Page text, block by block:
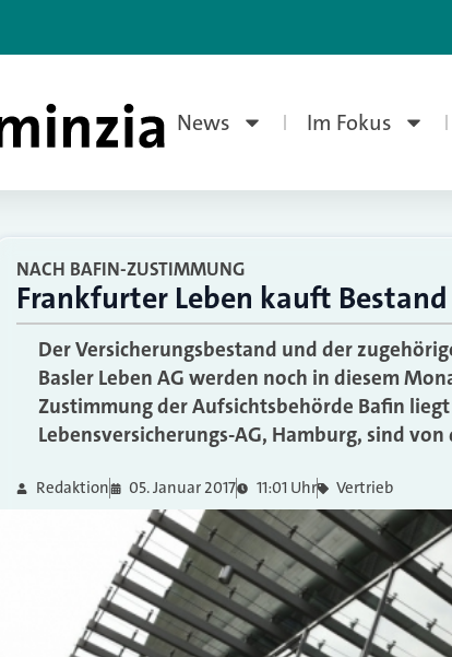
News Im Fokus
NACH BAFIN-ZUSTIMMUNG
Frankfurter Leben kauft
Der Versicherungsbestand und der
Basler Leben AG werden noch in diesem
Zustimmung der Aufsichtsbehörde Bafin
Lebensversicherungs-AG, Hamburg, sind
Redaktion 05. Januar 2017 11:01 Uhr Vertrieb